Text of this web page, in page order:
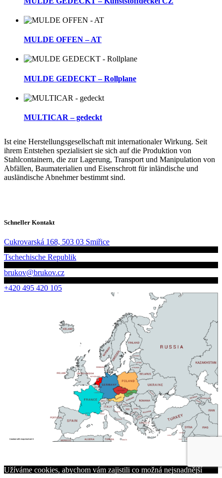
MULDE OFFEN – AT
MULDE GEDECKT – Rollplane
MULTICAR – gedeckt
Ist eine Herstellungsgesellschaft mit internationaler Wirkung. Seit
ihrem Entstehen spezialisiert sie sich auf die Produktion von
Stahlcontainern, die zur Lagerung, Transport und Manipulation von
Abfällen, Baumaterialien und Eisenschrott für inländische und
ausländische Abnehmer bestimmt sind.
Schneller Kontakt
Cukrovarská 168, 503 03 Smiřice
Tschechische Republik
brukov@brukov.cz
+420 495 420 105
Užíváme cookies, abychom vám zajistili co možná nejsnadnější